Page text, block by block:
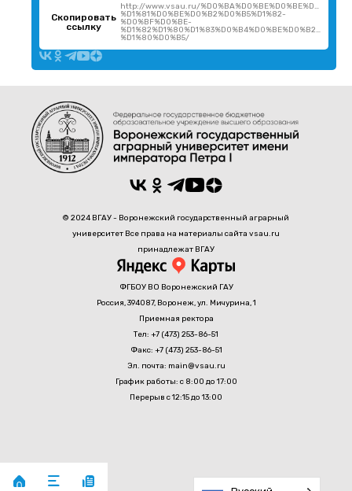
Скопировать
ссылку
http://www.vsau.ru/
%D1%81%D0%BE%D0%B2%D0%B5%D1%82-
%D0%BF%D0%BE-
%D1%80%D0%B5/
© 2024 ВГАУ - Воронежский государственный аграрный
университет Все права на материалы сайта vsau.ru
принадлежат ВГАУ
ФГБОУ ВО Воронежский ГАУ
Россия, 394087, Воронеж, ул. Мичурина, 1
Приемная ректора
Тел: +7 (473) 253-86-51
Факс: +7 (473) 253-86-51
Эл. почта: main@vsau.ru
График работы: с 8:00 до 17:00
Перерыв с 12:15 до 13:00